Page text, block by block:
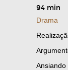
94 min
Drama